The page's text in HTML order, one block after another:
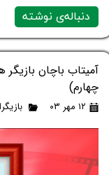
دنباله‌ی نوشته
آمیتاب باچان
چهارم)
۱۲ مهر ۰۳